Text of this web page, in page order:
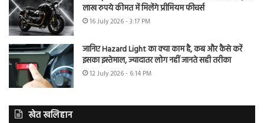
लाख रुपये कीमत में मिलेंगे प्रीमियम फीचर्स
16 July 2026 - 3:17 PM
जानिए Hazard Light का क्या काम है, कब और कैसे करें
इसका इस्तेमाल, ज्यादातर लोग नहीं जानते सही तरीका
12 July 2026 - 6:14 PM
खेत खलिहान